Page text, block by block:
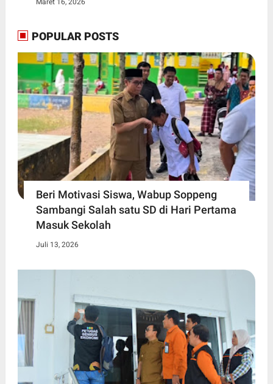
Maret 16, 2026
POPULAR POSTS
Beri Motivasi Siswa, Wabup Soppeng
Sambangi Salah satu SD di Hari Pertama
Masuk Sekolah
Juli 13, 2026